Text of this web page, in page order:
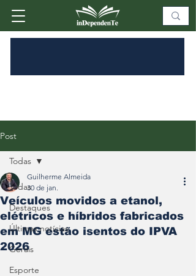
Post
Todas
Destaques
Últimas notícias
Gerais
Esporte
Todas
Veículos movidos a etanol,
elétricos e híbridos fabricados
em MG estão isentos do IPVA
2026
Guilherme Almeida
30 de jan.